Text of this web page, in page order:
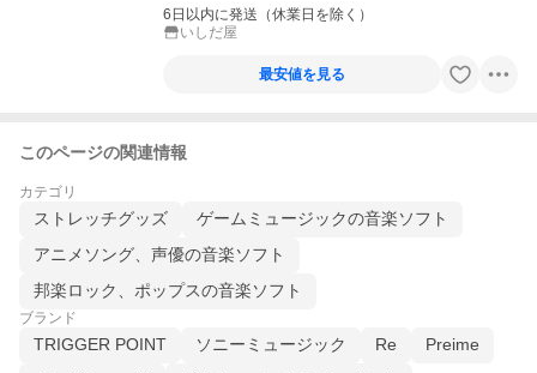
6日以内に発送（休業日を除く）
いしだ屋
最安値を見る
このページの関連情報
カテゴリ
ストレッチグッズ
ゲームミュージックの音楽ソフト
アニメソング、声優の音楽ソフト
邦楽ロック、ポップスの音楽ソフト
ブランド
TRIGGER POINT ソニーミュージック Re
Preime